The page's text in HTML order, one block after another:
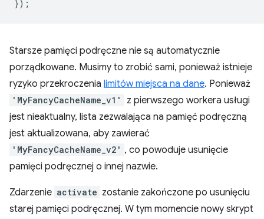
});
Starsze pamięci podręczne nie są automatycznie
porządkowane. Musimy to zrobić sami, ponieważ istnieje
ryzyko przekroczenia limitów miejsca na dane. Ponieważ
'MyFancyCacheName_v1'
z pierwszego workera usługi
jest nieaktualny, lista zezwalająca na pamięć podręczną
jest aktualizowana, aby zawierać
'MyFancyCacheName_v2' , co powoduje usunięcie
pamięci podręcznej o innej nazwie.
Zdarzenie activate zostanie zakończone po usunięciu
starej pamięci podręcznej. W tym momencie nowy skrypt